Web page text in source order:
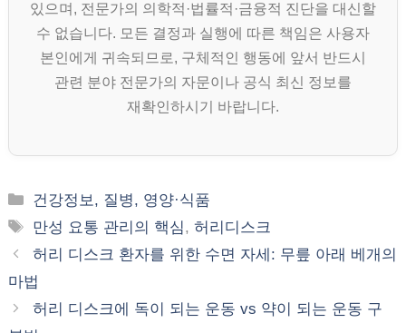
있으며, 전문가의 의학적·법률적·금융적 진단을 대신할
수 없습니다. 모든 결정과 실행에 따른 책임은 사용자
본인에게 귀속되므로, 구체적인 행동에 앞서 반드시
관련 분야 전문가의 자문이나 공식 최신 정보를
재확인하시기 바랍니다.
카
테
리
건강정보, 질병, 영양·식품
태
그
만성 요통 관리의 핵심,허리디스크
허리 디스크 환자를 위한 수면 자세: 무릎 아래 베개의
마법
허리 디스크에 독이 되는 운동 vs 약이 되는 운동 구